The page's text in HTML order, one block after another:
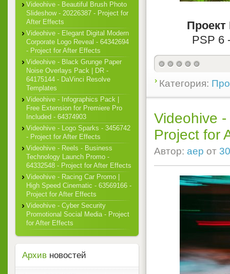
Проект
PSP 6
Категория:
Videohive
Project for
Автор: aep от
Videohive - Beautiful Brush Photo
Slideshow - 20226387 - Project for
After Effects
Videohive - Elegant Digital Modern
Corporate Logo Reveal - 64342694
- Project for After Effects
Videohive - Black Grunge Paper
Noise Overlays Pack | DR -
64175144 - DaVinci Resolve
Templates
Videohive - Infographics Pack |
Free Extension for Premiere Pro
Included - 64374903
Videohive - Logo Sparks - 3456742
- Project for After Effects
Videohive - Reels - Business
Technology Launch Promo -
64332548 - Project for After Effects
Videohive - Racing Car Promo |
High Speed Cinematic - 63569166 -
Project for After Effects
Videohive - Cyber Security
Promotional Social Media - Project
for After Effects
Архив новостей